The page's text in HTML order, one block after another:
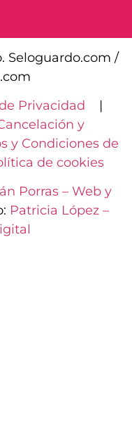
Seloguardo.com /
Privacidad |
y
y Condiciones de
de cookies
Porras – Web y
Patricia López –